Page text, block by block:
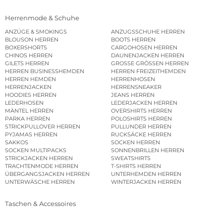
Herrenmode & Schuhe
ANZÜGE & SMOKINGS
ANZUGSSCHUHE HERREN
BLOUSON HERREN
BOOTS HERREN
BOXERSHORTS
CARGOHOSEN HERREN
CHINOS HERREN
DAUNENJACKEN HERREN
GILETS HERREN
GROSSE GRÖSSEN HERREN
HERREN BUSINESSHEMDEN
HERREN FREIZEITHEMDEN
HERREN HEMDEN
HERRENHOSEN
HERRENJACKEN
HERRENSNEAKER
HOODIES HERREN
JEANS HERREN
LEDERHOSEN
LEDERJACKEN HERREN
MÄNTEL HERREN
OVERSHIRTS HERREN
PARKA HERREN
POLOSHIRTS HERREN
STRICKPULLOVER HERREN
PULLUNDER HERREN
PYJAMAS HERREN
RUCKSÄCKE HERREN
SAKKOS
SOCKEN HERREN
SOCKEN MULTIPACKS
SONNENBRILLEN HERREN
STRICKJACKEN HERREN
SWEATSHIRTS
TRACHTENMODE HERREN
T-SHIRTS HERREN
ÜBERGANGSJACKEN HERREN
UNTERHEMDEN HERREN
UNTERWÄSCHE HERREN
WINTERJACKEN HERREN
Taschen & Accessoires